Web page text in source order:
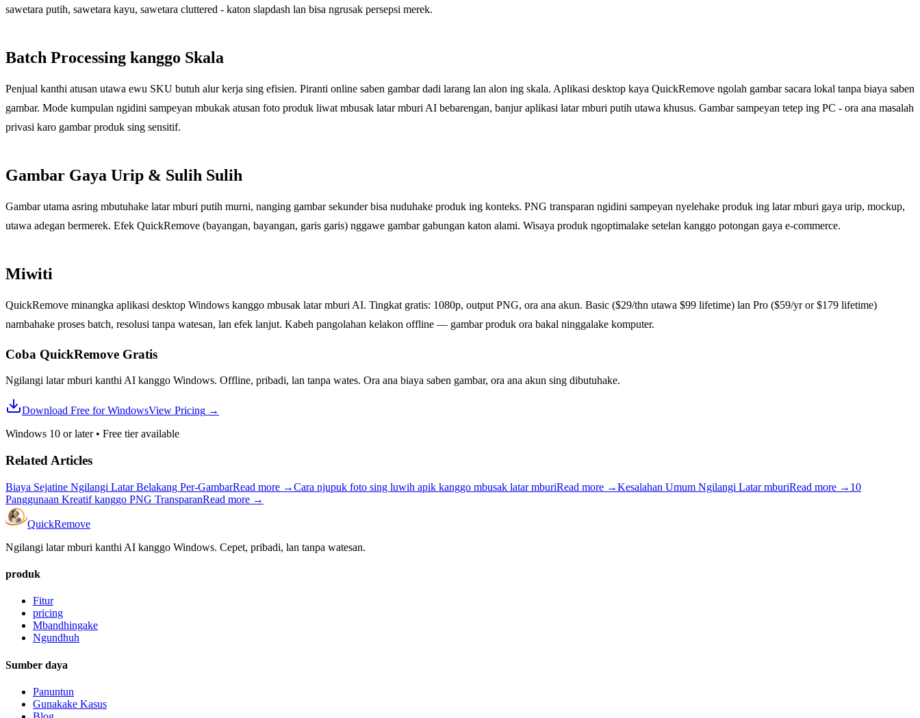
sawetara putih, sawetara kayu, sawetara cluttered - katon slapdash lan bisa ngrusak persepsi merek.
Batch Processing kanggo Skala
Penjual kanthi atusan utawa ewu SKU butuh alur kerja sing efisien. Piranti online saben gambar dadi larang lan alon ing skala. Aplikasi desktop kaya QuickRemove ngolah gambar sacara lokal tanpa biaya saben
gambar. Mode kumpulan ngidini sampeyan mbukak atusan foto produk liwat mbusak latar mburi AI bebarengan, banjur aplikasi latar mburi putih utawa khusus. Gambar sampeyan tetep ing PC - ora ana masalah
privasi karo gambar produk sing sensitif.
Gambar Gaya Urip & Sulih Sulih
Gambar utama asring mbutuhake latar mburi putih murni, nanging gambar sekunder bisa nuduhake produk ing konteks. PNG transparan ngidini sampeyan nyelehake produk ing latar mburi gaya urip, mockup,
utawa adegan bermerek. Efek QuickRemove (bayangan, bayangan, garis garis) nggawe gambar gabungan katon alami. Wisaya produk ngoptimalake setelan kanggo potongan gaya e-commerce.
Miwiti
QuickRemove minangka aplikasi desktop Windows kanggo mbusak latar mburi AI. Tingkat gratis: 1080p, output PNG, ora ana akun. Basic ($29/thn utawa $99 lifetime) lan Pro ($59/yr or $179 lifetime)
nambahake proses batch, resolusi tanpa watesan, lan efek lanjut. Kabeh pangolahan kelakon offline — gambar produk ora bakal ninggalake komputer.
Coba QuickRemove Gratis
Ngilangi latar mburi kanthi AI kanggo Windows. Offline, pribadi, lan tanpa wates. Ora ana biaya saben gambar, ora ana akun sing dibutuhake.
Download Free for WindowsView Pricing →
Windows 10 or later• Free tier available
Related Articles
Biaya Sejatine Ngilangi Latar Belakang Per-GambarRead more →Cara njupuk foto sing luwih apik kanggo mbusak latar mburiRead more →Kesalahan Umum Ngilangi Latar mburiRead more → 10
Panggunaan Kreatif kanggo PNG TransparanRead more →
QuickRemove
Ngilangi latar mburi kanthi AI kanggo Windows. Cepet, pribadi, lan tanpa watesan.
produk
Fitur
pricing
Mbandhingake
Ngundhuh
Sumber daya
Panuntun
Gunakake Kasus